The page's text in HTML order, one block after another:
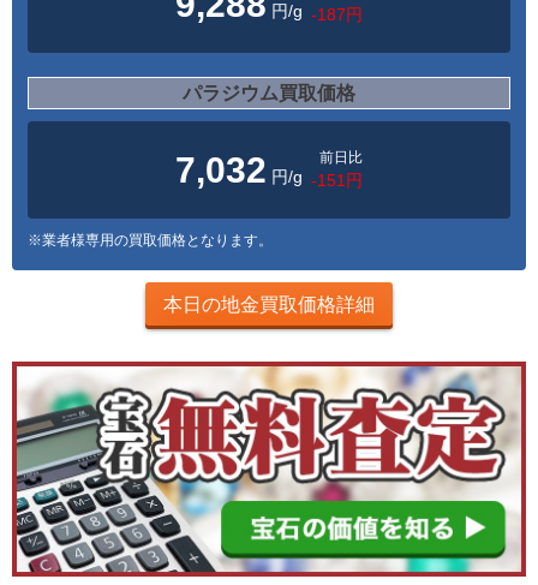
円/g -187円
パラジウム買取価格
7,032 円/g
前日比
-151円
※業者様専用の買取価格となります。
本日の地金買取価格詳細